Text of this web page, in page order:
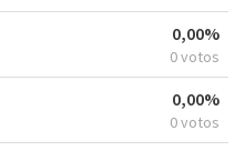
0,00%
0 votos
0,00%
0 votos